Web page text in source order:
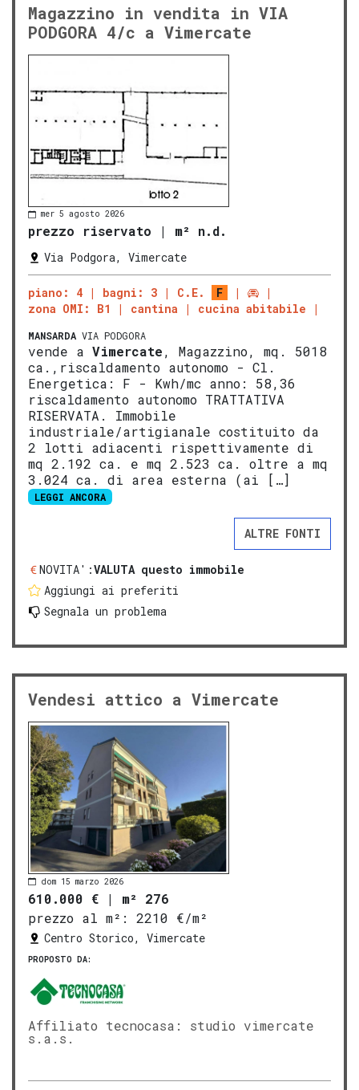
Magazzino in vendita in VIA
PODGORA 4/c a Vimercate
mer 5 agosto 2026
prezzo riservato | m² n.d.
Via Podgora, Vimercate
piano: 4 bagni: 3 C.E.
F
zona OMI: B1
cantina cucina abitabile
MANSARDA VIA PODGORA
vende a Vimercate, Magazzino, mq. 5018
ca.,riscaldamento autonomo - Cl.
Energetica: F - Kwh/mc anno: 58,36
riscaldamento autonomo TRATTATIVA
RISERVATA. Immobile
industriale/artigianale costituito da
2 lotti adiacenti rispettivamente di
mq 2.192 ca. e mq 2.523 ca. oltre a mq
3.024 ca. di area esterna (ai […]
LEGGI ANCORA
ALTRE FONTI
NOVITA':VALUTA questo immobile
Aggiungi ai preferiti
Segnala un problema
Vendesi attico a Vimercate
dom 15 marzo 2026
610.000 € | m² 276
prezzo al m²:
2210 €/m²
Centro Storico, Vimercate
PROPOSTO DA:
Affiliato tecnocasa: studio vimercate
s.a.s.